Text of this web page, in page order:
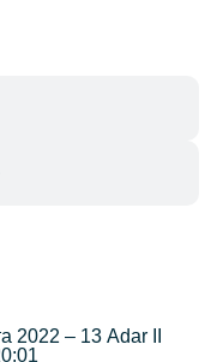
2022 – 13 Adar II